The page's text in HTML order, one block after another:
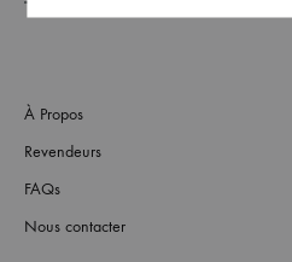
À Propos
Revendeurs
FAQs
Nous contacter